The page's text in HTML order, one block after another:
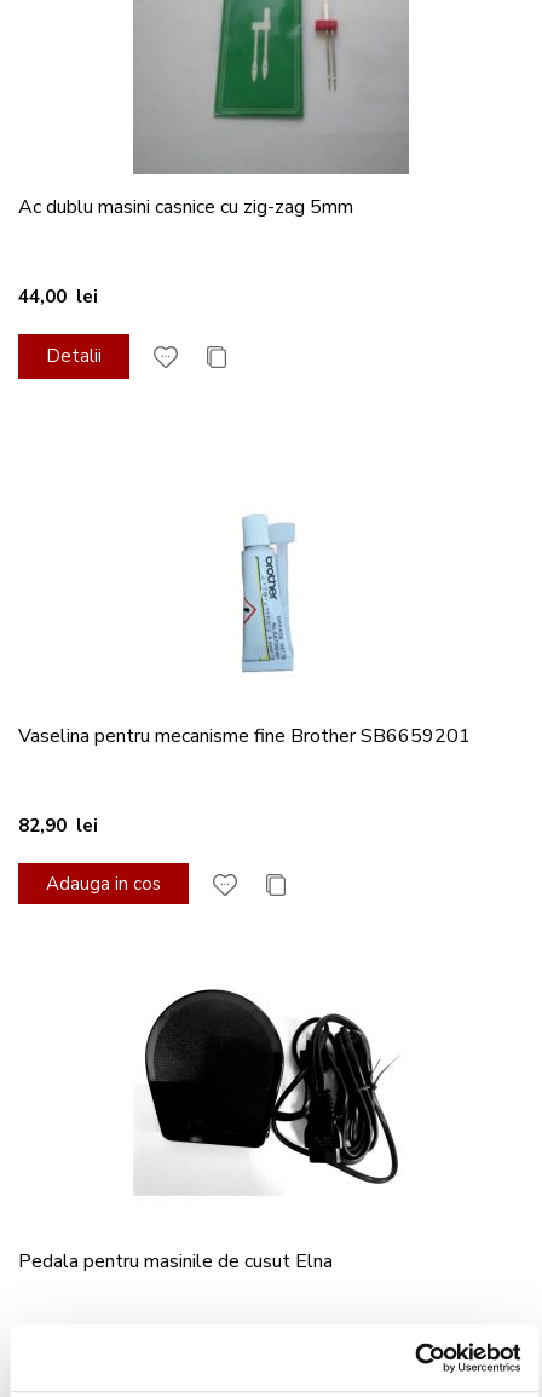
Ac dublu masini casnice cu zig-zag 5mm
44,00 lei
Detalii
Vaselina pentru mecanisme fine Brother SB6659201
82,90 lei
Adauga in cos
Pedala pentru masinile de cusut Elna